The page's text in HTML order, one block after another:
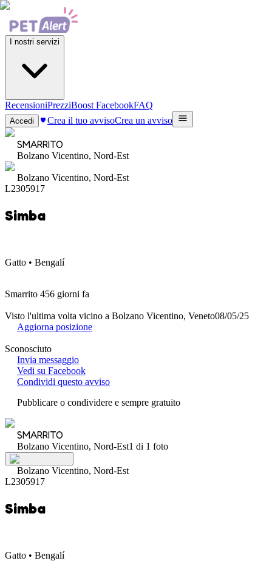
I nostri servizi
RecensioniPrezziBoost FacebookFAQ
Accedi Crea il tuo avvisoCrea un avviso
SMARRITO
Bolzano Vicentino, Nord-Est
Bolzano Vicentino, Nord-Est
L2305917
Simba
Gatto • Bengalí
Smarrito 456 giorni fa
Visto l'ultima volta vicino a Bolzano Vicentino, Veneto08/05/25
Aggiorna posizione
Sconosciuto
Invia messaggio
Vedi su Facebook
Condividi questo avviso
Pubblicare o condividere e sempre gratuito
SMARRITO
Bolzano Vicentino, Nord-Est1 di 1 foto
Bolzano Vicentino, Nord-Est
L2305917
Simba
Gatto • Bengalí